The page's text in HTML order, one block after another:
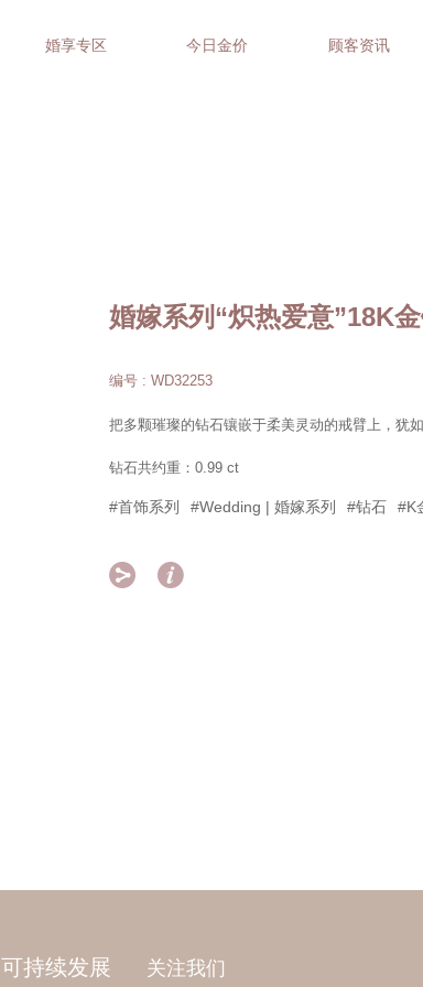
婚享专区 今日金价 顾客资讯
婚嫁系列“炽热爱意”18K
编号 : WD32253
把多颗璀璨的钻石镶嵌于柔美灵动的戒臂上，犹
钻石共约重：0.99 ct
#首饰系列 #Wedding | 婚嫁系列 #钻石 #K
 
可持续发展 关注我们